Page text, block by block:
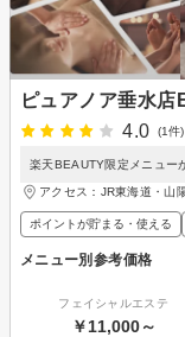
ピュアノア垂水
4.0
(1件)
楽天BEAUTY限定メニュー
アクセス：JR東海道・山
ポイントが貯まる・使える
メニュー別参考価格
フェイシャルエステ
￥11,000～